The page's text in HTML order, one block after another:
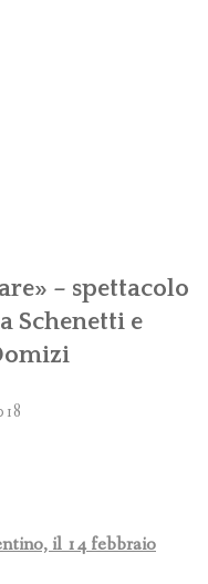
– spettacolo
Schenetti e
il 14 febbraio